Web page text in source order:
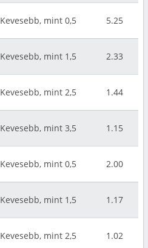
Kevesebb, mint 0,5 5.25
Kevesebb, mint 1,5 2.33
Kevesebb, mint 2,5 1.44
Kevesebb, mint 3,5 1.15
Kevesebb, mint 0,5 2.00
Kevesebb, mint 1,5 1.17
Kevesebb, mint 2,5 1.02